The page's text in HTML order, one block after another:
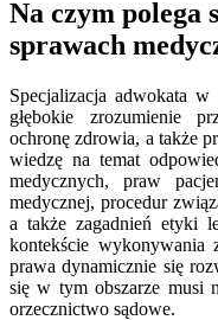
Na czym polega
sprawach
Specjalizacja adwokata
głębokie zrozumienie
ochronę zdrowia, a także
wiedzę na temat
medycznych, praw
medycznej, procedur
a także zagadnień etyki
kontekście wykonywania
prawa dynamicznie się
się w tym obszarze musi
orzecznictwo sądowe.